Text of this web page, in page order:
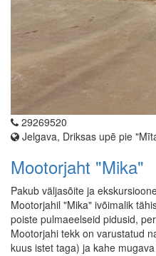
29269520
Jelgava, Driksas upē pie
Mootorjaht "Mika"
Pakub väljasõite ja
Mootorjahil "Mika" ivõimalik
poiste pulmaeelseid pidusid,
Mootorjahi tekk on varustatud
kuus istet taga) ja kahe